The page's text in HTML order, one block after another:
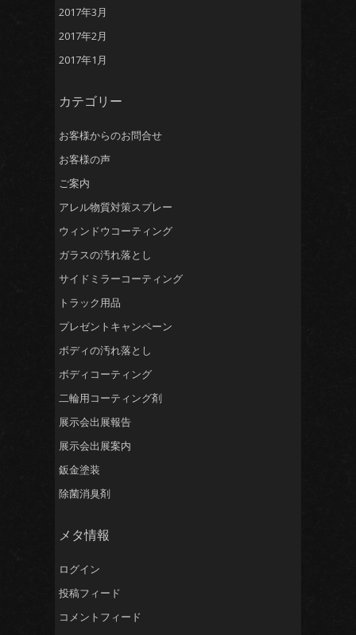
2017年3月
2017年2月
2017年1月
カテゴリー
お客様からのお問合せ
お客様の声
ご案内
アレル物質対策スプレー
ウィンドウコーティング
ガラスの汚れ落とし
サイドミラーコーティング
トラック用品
プレゼントキャンペーン
ボディの汚れ落とし
ボディコーティング
二輪用コーティング剤
展示会出展報告
展示会出展案内
鈑金塗装
除菌消臭剤
メタ情報
ログイン
投稿フィード
コメントフィード